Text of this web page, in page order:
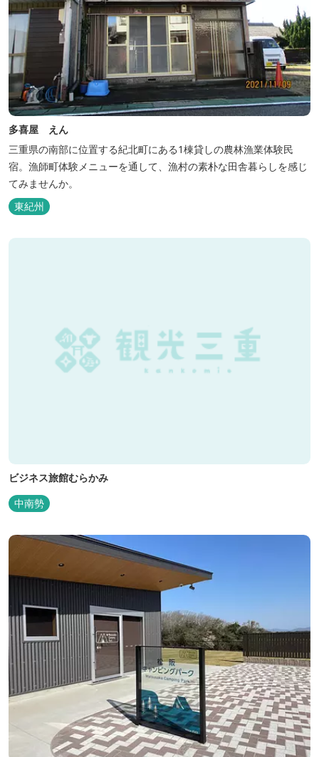
多喜屋 えん
三重県の南部に位置する紀北町にある1棟貸しの農林漁業体験民
宿。漁師町体験メニューを通して、漁村の素朴な田舎暮らしを感じ
てみませんか。
東紀州
ビジネス旅館むらかみ
中南勢